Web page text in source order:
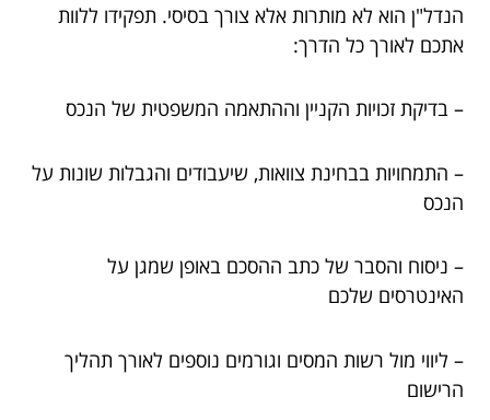
הנדל"ן הוא לא מותרות אלא צורך בסיסי. תפקידו ללוות
אתכם לאורך כל הדרך:
– בדיקת זכויות הקניין וההתאמה המשפטית של הנכס
– התמחויות בבחינת צוואות, שיעבודים והגבלות שונות על
הנכס
– ניסוח והסבר של כתב ההסכם באופן שמגן על
האינטרסים שלכם
– ליווי מול רשות המסים וגורמים נוספים לאורך תהליך
הרישום